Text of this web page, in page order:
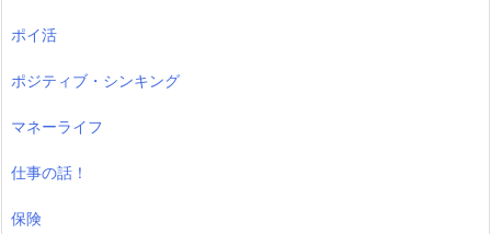
ポイ活
ポジティブ・シンキング
マネーライフ
仕事の話！
保険